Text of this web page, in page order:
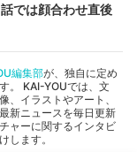
では顔合わせ直後
編集部が、独自に定め
。 KAI-YOUでは、文
イラストやアート、
新ニュースを毎日更新
ャーに関するインタビ
します。